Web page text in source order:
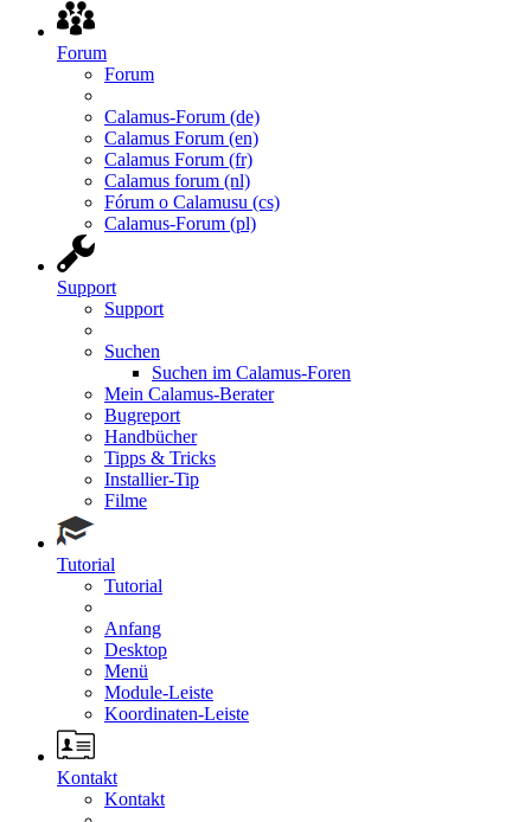
Forum
Forum
Calamus-Forum (de)
Calamus Forum (en)
Calamus Forum (fr)
Calamus forum (nl)
Fórum o Calamusu (cs)
Calamus-Forum (pl)
Support
Support
Suchen
Suchen im Calamus-Foren
Mein Calamus-Berater
Bugreport
Handbücher
Tipps & Tricks
Installier-Tip
Filme
Tutorial
Tutorial
Anfang
Desktop
Menü
Module-Leiste
Koordinaten-Leiste
Kontakt
Kontakt